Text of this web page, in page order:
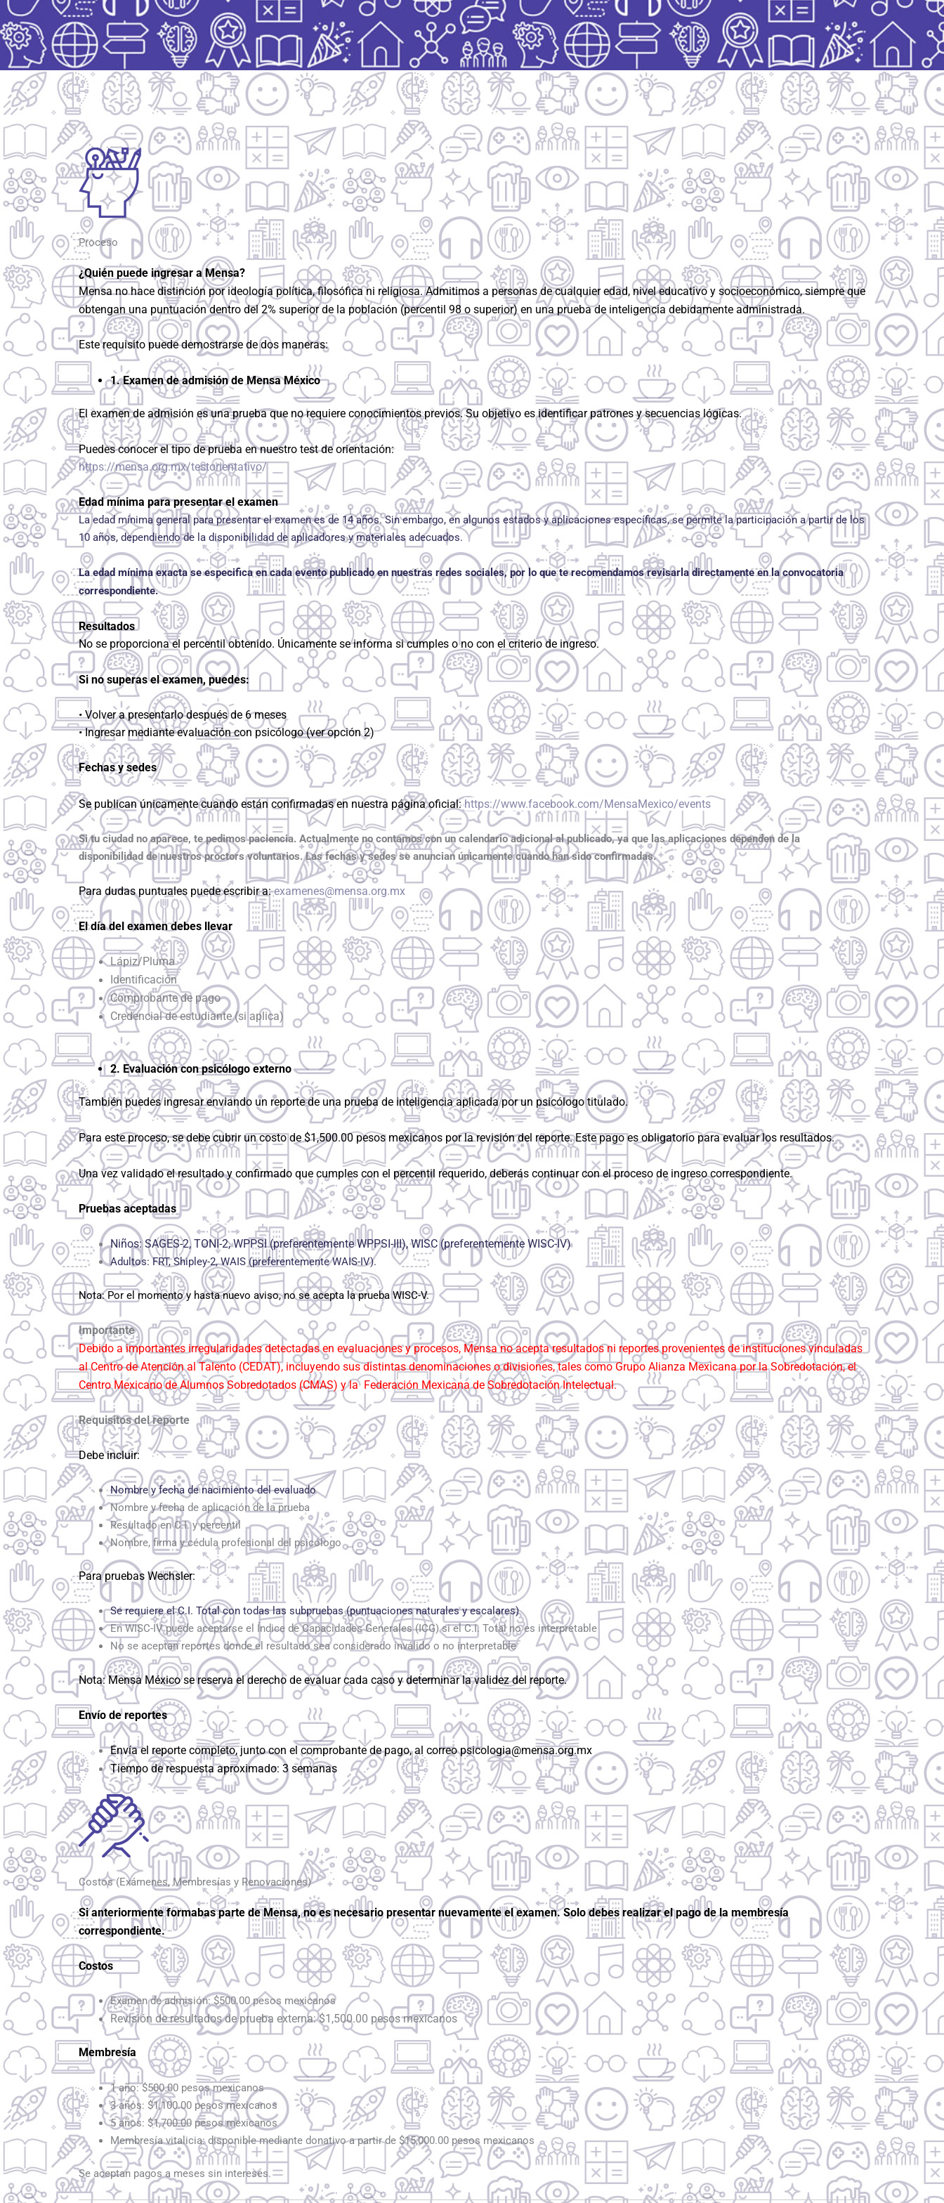
Proceso
¿Quién puede ingresar a Mensa?
Mensa no hace distinción por ideología política, filosófica ni religiosa. Admitimos a personas de cualquier edad, nivel educativo y socioeconómico, siempre que
obtengan una puntuación dentro del 2% superior de la población (percentil 98 o superior) en una prueba de inteligencia debidamente administrada.
Este requisito puede demostrarse de dos maneras:
1. Examen de admisión de Mensa México
El examen de admisión es una prueba que no requiere conocimientos previos. Su objetivo es identificar patrones y secuencias lógicas.
Puedes conocer el tipo de prueba en nuestro test de orientación:
https://mensa.org.mx/testorientativo/
Edad mínima para presentar el examen
La edad mínima general para presentar el examen es de 14 años.Sin embargo, en algunos estados y aplicaciones específicas, se permite la participación a partir de los
10 años, dependiendo de la disponibilidad de aplicadores y materiales adecuados.
La edad mínima exacta se especifica en cada evento publicado en nuestras redes sociales, por lo que te recomendamos revisarla directamente en la convocatoria
correspondiente.
Resultados
No se proporciona el percentil obtenido. Únicamente se informa si cumples o no con el criterio de ingreso.
Si no superas el examen, puedes:
• Volver a presentarlo después de 6 meses
• Ingresar mediante evaluación con psicólogo (ver opción 2)
Fechas y sedes
Se publican únicamente cuando están confirmadas en nuestra página oficial:https://www.facebook.com/MensaMexico/events
Si tu ciudad no aparece, te pedimos paciencia. Actualmente no contamos con un calendario adicional al publicado, ya que las aplicaciones dependen de la
disponibilidad de nuestros proctors voluntarios. Las fechas y sedes se anuncian únicamente cuando han sido confirmadas.
Para dudas puntuales puede escribir a:examenes@mensa.org.mx
El día del examen debes llevar
Lápiz/Pluma
Identificación
Comprobante de pago
Credencial de estudiante (si aplica)
2. Evaluación con psicólogo externo
También puedes ingresar enviando un reporte de una prueba de inteligencia aplicada por un psicólogo titulado.
Para este proceso, se debe cubrir un costo de $1,500.00 pesos mexicanos por la revisión del reporte. Este pago es obligatorio para evaluar los resultados.
Una vez validado el resultado y confirmado que cumples con el percentil requerido, deberás continuar con el proceso de ingreso correspondiente.
Pruebas aceptadas
Niños: SAGES-2, TONI-2, WPPSI (preferentemente WPPSI-III), WISC (preferentemente WISC-IV)
Adultos: FRT, Shipley-2, WAIS (preferentemente WAIS-IV).
Nota: Por el momento y hasta nuevo aviso, no se acepta la prueba WISC-V.
Importante
Debido a importantes irregularidades detectadas en evaluaciones y procesos, Mensano aceptaresultados ni reportes provenientes de instituciones vinculadas
al Centro de Atención al Talento (CEDAT), incluyendo sus distintas denominaciones o divisiones, tales como Grupo Alianza Mexicana por la Sobredotación, el
Centro Mexicano de Alumnos Sobredotados (CMAS) y la Federación Mexicana de Sobredotación Intelectual.
Requisitos del reporte
Debe incluir:
Nombre y fecha de nacimiento del evaluado
Nombre y fecha de aplicación de la prueba
Resultado en C.I. y percentil
Nombre, firma y cédula profesional del psicólogo
Para pruebas Wechsler:
Se requiere el C.I. Total con todas las subpruebas (puntuaciones naturales y escalares)
En WISC-IV puede aceptarse el Índice de Capacidades Generales (ICG) si el C.I. Total no es interpretable
No se aceptan reportes donde el resultado sea considerado inválido o no interpretable
Nota: Mensa México se reserva el derecho de evaluar cada caso y determinar la validez del reporte.
Envío de reportes
Envía el reporte completo, junto con el comprobante de pago, al correo psicologia@mensa.org.mx
Tiempo de respuesta aproximado: 3 semanas
Costos (Exámenes, Membresías y Renovaciones)
Si anteriormente formabas parte de Mensa, no es necesario presentar nuevamente el examen. Solo debes realizar el pago de la membresía
correspondiente.
Costos
Examen de admisión: $500.00 pesos mexicanos
Revisión de resultados de prueba externa: $1,500.00 pesos mexicanos
Membresía
1 año: $500.00 pesos mexicanos
3 años: $1,100.00 pesos mexicanos
5 años: $1,700.00 pesos mexicanos
Membresía vitalicia: disponible mediante donativo a partir de $15,000.00 pesos mexicanos
Se aceptan pagos a meses sin intereses.